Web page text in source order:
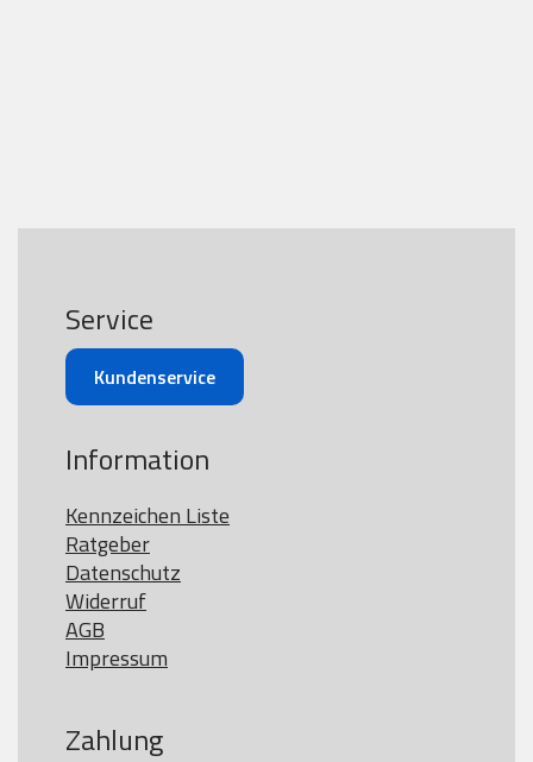
Service
Kundenservice
Information
Kennzeichen Liste
Ratgeber
Datenschutz
Widerruf
AGB
Impressum
Zahlung